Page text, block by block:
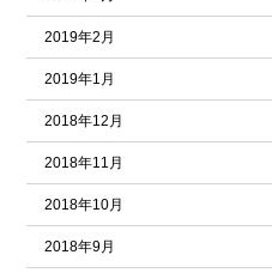
2019年2月
2019年1月
2018年12月
2018年11月
2018年10月
2018年9月